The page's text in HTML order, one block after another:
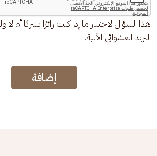
هذا السؤال لاختبار ما إذا كنت زائرًا بشريًا أم
البريد العشوائي الآلية.
إضافة